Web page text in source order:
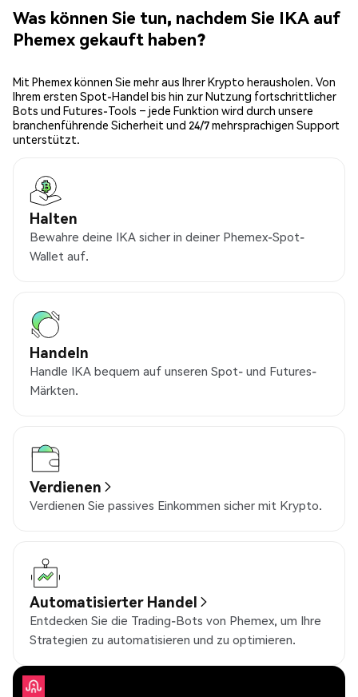
Was können Sie tun, nachdem Sie IKA auf
Phemex gekauft haben?
Mit Phemex können Sie mehr aus Ihrer Krypto herausholen. Von
Ihrem ersten Spot-Handel bis hin zur Nutzung fortschrittlicher
Bots und Futures-Tools – jede Funktion wird durch unsere
branchenführende Sicherheit und 24/7 mehrsprachigen Support
unterstützt.
Halten
Bewahre deine IKA sicher in deiner Phemex-Spot-
Wallet auf.
Handeln
Handle IKA bequem auf unseren Spot- und Futures-
Märkten.
Verdienen
Verdienen Sie passives Einkommen sicher mit Krypto.
Automatisierter Handel
Entdecken Sie die Trading-Bots von Phemex, um Ihre
Strategien zu automatisieren und zu optimieren.